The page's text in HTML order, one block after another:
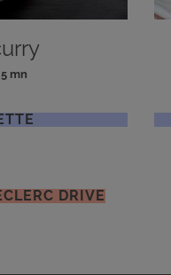
5 mn
DRIVE